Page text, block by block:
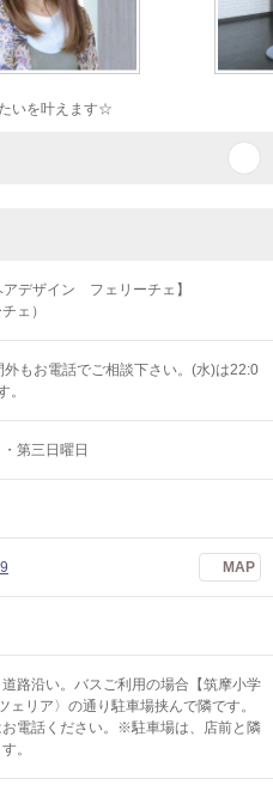
いを叶えます☆
デザイン フェリーチェ】
ェ）
もお電話でご相談下さい。(水)は22:0
。
第三日曜日
MAP
路沿い。バスご利用の場合【筑摩小学
ェリア〉の通り駐車場挟んで隣です。
電話ください。※駐車場は、店前と隣
。